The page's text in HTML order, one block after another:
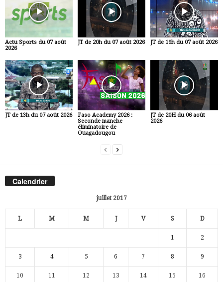
Actu Sports du 07 août
2026
JT de 20h du 07 août 2026 JT de 19h du 07 août 2026
JT de 13h du 07 août 2026
Faso Academy 2026 :
Seconde manche
éliminatoire de
Ouagadougou
JT de 20H du 06 août
2026
Calendrier
juillet 2017
L M M J V S D
1 2
3 4 5 6 7 8 9
10 11 12 13 14 15 16